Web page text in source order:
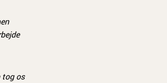
tog os